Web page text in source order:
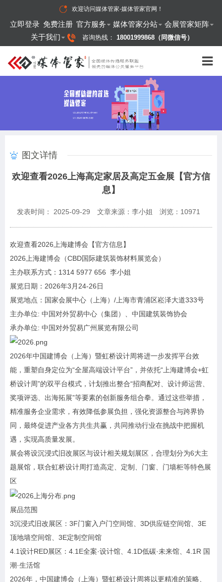
欢迎访问媒体管家-媒体管家官网 ！
立即登录 免费注册 官方服务 媒体管家分站
会展管家矩阵
关于我们
咨询热线： 18001999868（同微信号）
图文详情
欢迎查看2026上海高定家居及高定五金展【官方信
息】
发表时间： 2025-09-29 文章来源：李小姐 浏览： 10971
欢迎查看2026上海建博会【官方信息】
2026上海建博会（CBD国际建筑装饰材料展览会）
主办联系方式：1314 5977 656 李小姐
展览日期：2026年3月24-26日
展览地点：国家会展中心（上海）/上海市青浦区崧泽大道333号
主办单位: 中国对外贸易中心（集团）、中国建筑装饰协会
承办单位: 中国对外贸易广州展览有限公司
2026年中国建博会（上海）暨虹桥设计周将进一步发挥平台效
能，重塑自身定位为“全屋高端设计平台”，并依托“上海建博会+虹
桥设计周”的双平台模式，计划推出整合“招商配对、设计师运营、
奖项评选、出海拓展”等要素的创新服务组合拳。通过这些举措，
精准服务企业需求，有效降低参展负担，强化资源整合与跨界协
同，最终促进产业各方共生共赢，共同推动行业在挑战中把握机
遇，实现高质量发展。
展会将设沉浸式旧改展区与设计相关规划展区，合理划分为6大主
题展馆，联合虹桥设计周打造高定、定制、门窗、门墙柜等特色展
区
展品范围
3沉浸式旧改展区：3F门窗入户门空间馆、3D供应链空间馆、3E
顶地墙空间馆、3E定制空间馆
4.1设计RED展区：4.1E全案·设计馆、4.1D低碳·未来馆、4.1R 国
潮·生活馆
2026年，中国建博会（上海）暨虹桥设计周将以更精准的策略、